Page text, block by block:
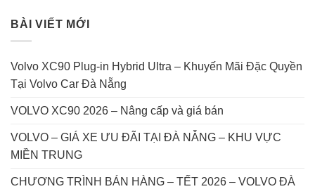
BÀI VIẾT MỚI
Volvo XC90 Plug-in Hybrid Ultra – Khuyến Mãi Đặc Quyền
Tại Volvo Car Đà Nẵng
VOLVO XC90 2026 – Nâng cấp và giá bán
VOLVO – GIÁ XE ƯU ĐÃI TẠI ĐÀ NẴNG – KHU VỰC
MIỀN TRUNG
CHƯƠNG TRÌNH BÁN HÀNG – TẾT 2026 – VOLVO ĐÀ